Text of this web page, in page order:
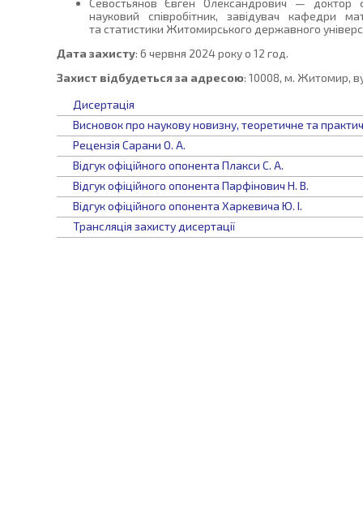
Севостьянов Євген Олександрович — доктор
науковий співробітник, завідувач кафедри
та статистики Житомирського державного
Дата захисту: 6 червня 2024 року о 12 год.
Захист відбудеться за адресою: 10008, м. Житомир,
Дисертація
Висновок про наукову новизну, теоретичне та
Рецензія Сарани О. А.
Відгук офіційного опонента Плакси С. А.
Відгук офіційного опонента Парфінович Н. В.
Відгук офіційного опонента Харкевича Ю. І.
Трансляція захисту дисертації